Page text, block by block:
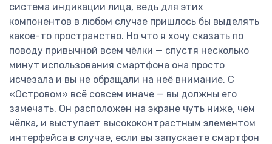
система индикации лица, ведь для этих
компонентов в любом случае пришлось бы выделять
какое-то пространство. Но что я хочу сказать по
поводу привычной всем чёлки — спустя несколько
минут использования смартфона она просто
исчезала и вы не обращали на неё внимание. С
«Островом» всё совсем иначе — вы должны его
замечать. Он расположен на экране чуть ниже, чем
чёлка, и выступает высококонтрастным элементом
интерфейса в случае, если вы запускаете смартфон